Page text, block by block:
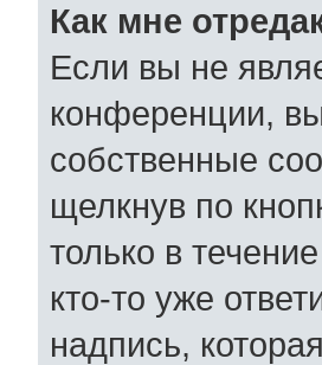
Как мне
Если вы не
конференции,
собственные
щелкнув по
только в
кто-то уже
надпись,